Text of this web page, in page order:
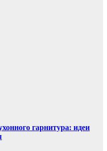
гарнитура: идеи